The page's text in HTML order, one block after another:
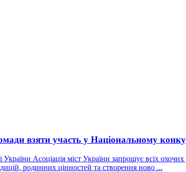
взяти участь у Національному
України Асоціація міст України запрошує всіх
родинних цінностей та створення ново ...